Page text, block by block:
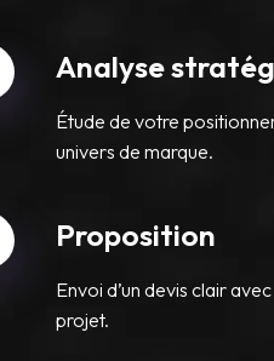
Analyse
Étude de votre
univers de marque.
Proposition
Envoi d’un devis clair
projet.